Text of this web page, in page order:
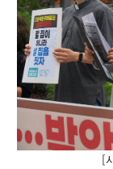
[